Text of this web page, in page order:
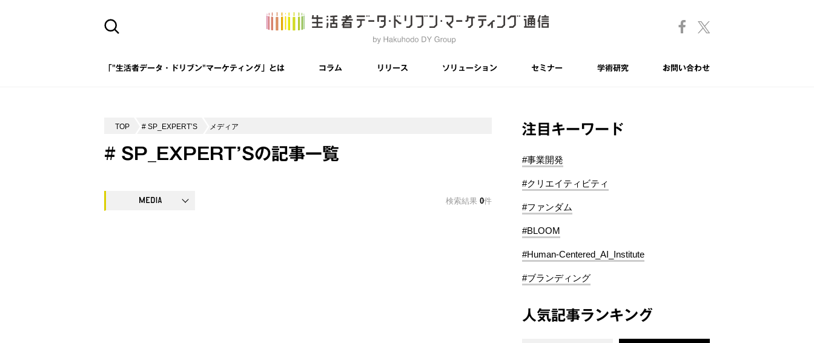
「"生活者データ・ドリブン"マーケティング」とは コラム リリース ソリューション セミナー 学術研究 お問い合わせ
TOP # SP_EXPERT’S メディア
# SP_EXPERT’Sの記事一覧
検索結果 0件
注目キーワード
#事業開発
#クリエイティビティ
#ファンダム
#BLOOM
#Human-Centered_AI_Institute
#ブランディング
人気記事ランキング